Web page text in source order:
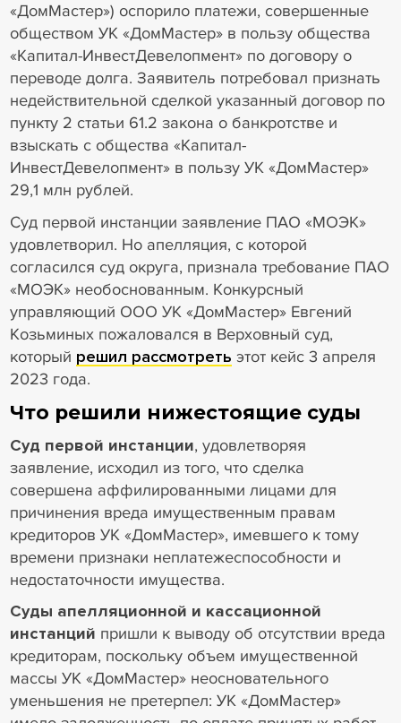
«ДомМастер») оспорило платежи, совершенные
обществом УК «ДомМастер» в пользу общества
«Капитал-ИнвестДевелопмент» по договору о
переводе долга. Заявитель потребовал признать
недействительной сделкой указанный договор по
пункту 2 статьи 61.2 закона о банкротстве и
взыскать с общества «Капитал-
ИнвестДевелопмент» в пользу УК «ДомМастер»
29,1 млн рублей.
Суд первой инстанции заявление ПАО «МОЭК»
удовлетворил. Но апелляция, с которой
согласился суд округа, признала требование ПАО
«МОЭК» необоснованным. Конкурсный
управляющий ООО УК «ДомМастер» Евгений
Козьминых пожаловался в Верховный суд,
который решил рассмотреть этот кейс 3 апреля
2023 года.
Что решили нижестоящие суды
Суд первой инстанции, удовлетворяя
заявление, исходил из того, что сделка
совершена аффилированными лицами для
причинения вреда имущественным правам
кредиторов УК «ДомМастер», имевшего к тому
времени признаки неплатежеспособности и
недостаточности имущества.
Суды апелляционной и кассационной
инстанций пришли к выводу об отсутствии вреда
кредиторам, поскольку объем имущественной
массы УК «ДомМастер» неосновательного
уменьшения не претерпел: УК «ДомМастер»